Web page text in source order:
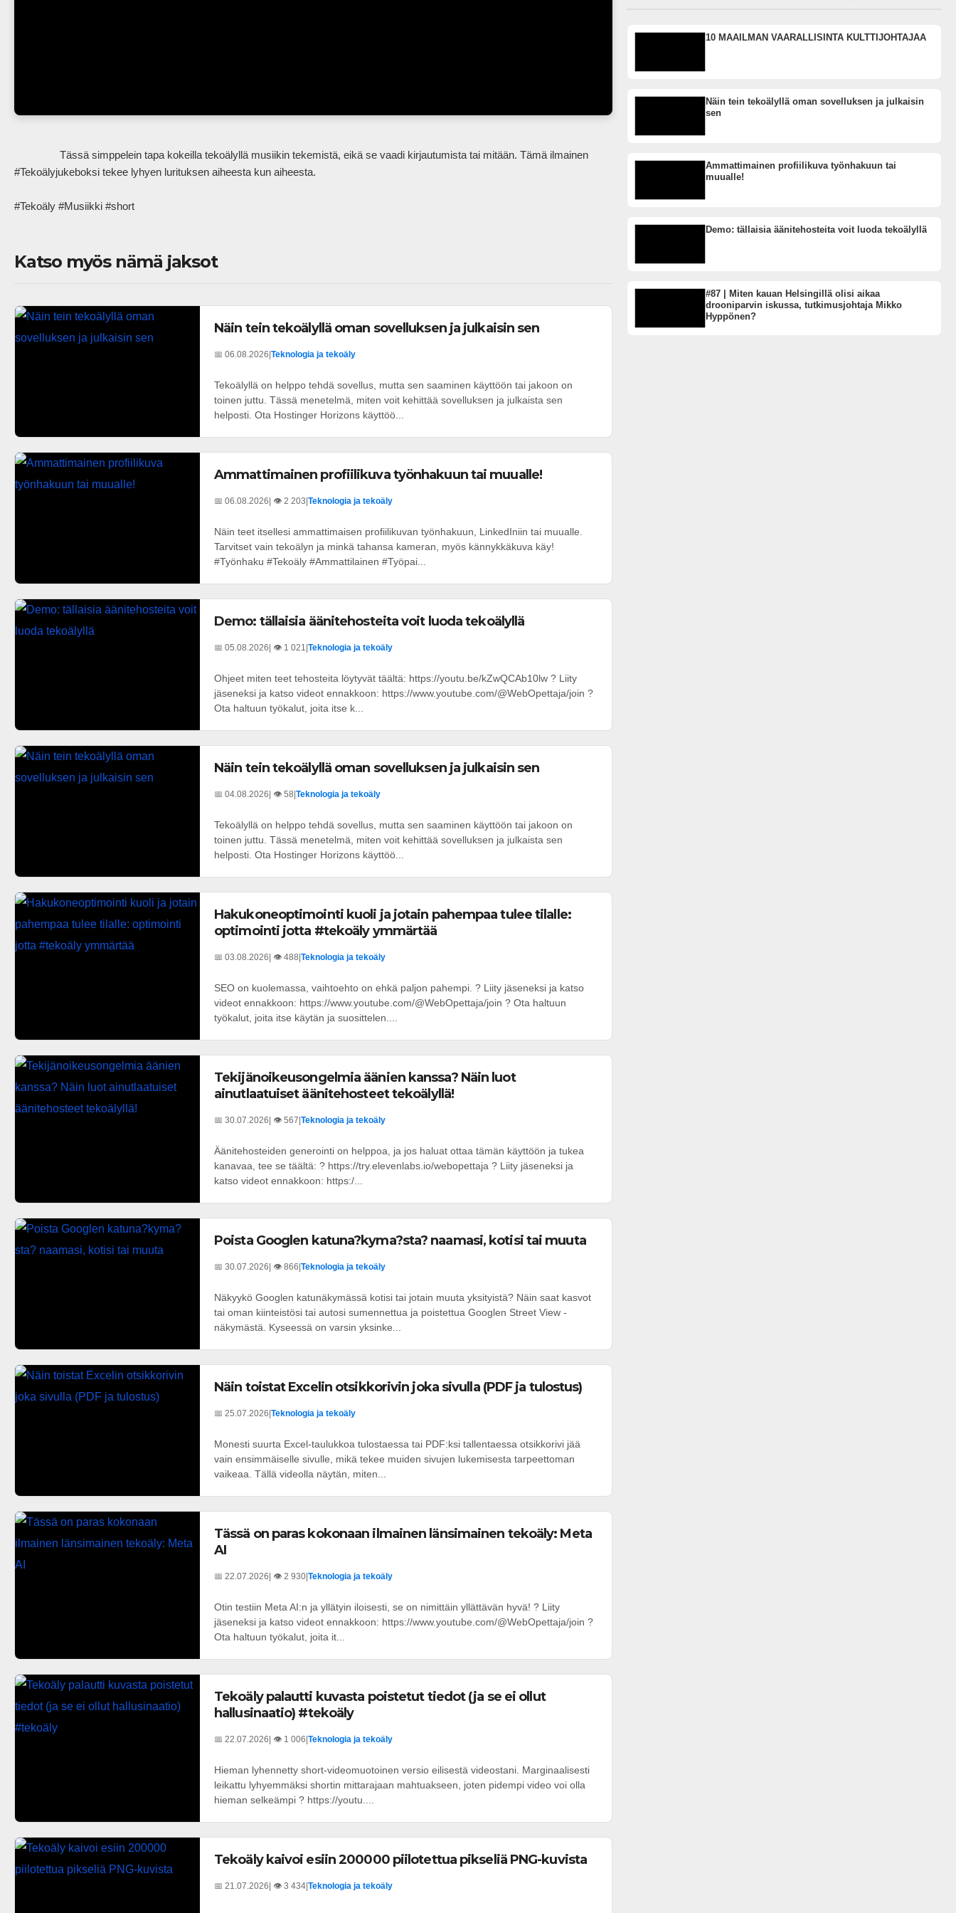
#Tekoälyjukeboksi tekee lyhyen lurituksen aiheesta kun aiheesta.
#Tekoäly #Musiikki #short
Katso myös nämä jaksot
Näin tein tekoälyllä oman sovelluksen ja julkaisin sen
📅 06.08.2026 Teknologia ja tekoäly
Tekoälyllä on helppo tehdä sovellus, mutta sen saaminen käyttöön tai jakoon on
toinen juttu. Tässä menetelmä, miten voit kehittää sovelluksen ja julkaista sen
helposti. Ota Hostinger Horizons käyttöö...
Ammattimainen profiilikuva työnhakuun tai muualle!
📅 06.08.2026 | 👁️ 2 203 Teknologia ja tekoäly
Näin teet itsellesi ammattimaisen profiilikuvan työnhakuun, LinkedIniin tai muualle.
Tarvitset vain tekoälyn ja minkä tahansa kameran, myös kännykkäkuva käy!
#Työnhaku #Tekoäly #Ammattilainen #Työpai...
Demo: tällaisia äänitehosteita voit luoda tekoälyllä
📅 05.08.2026 | 👁️ 1 021 Teknologia ja tekoäly
Ohjeet miten teet tehosteita löytyvät täältä: https://youtu.be/kZwQCAb10lw ? Liity
jäseneksi ja katso videot ennakkoon: https://www.youtube.com/@WebOpettaja/join ?
Ota haltuun työkalut, joita itse k...
Näin tein tekoälyllä oman sovelluksen ja julkaisin sen
📅 04.08.2026 | 👁️ 58 Teknologia ja tekoäly
Tekoälyllä on helppo tehdä sovellus, mutta sen saaminen käyttöön tai jakoon on
toinen juttu. Tässä menetelmä, miten voit kehittää sovelluksen ja julkaista sen
helposti. Ota Hostinger Horizons käyttöö...
Hakukoneoptimointi kuoli ja jotain pahempaa tulee tilalle:
optimointi jotta #tekoäly ymmärtää
📅 03.08.2026 | 👁️ 488 Teknologia ja tekoäly
SEO on kuolemassa, vaihtoehto on ehkä paljon pahempi. ? Liity jäseneksi ja katso
videot ennakkoon: https://www.youtube.com/@WebOpettaja/join ? Ota haltuun
työkalut, joita itse käytän ja suosittelen....
Tekijänoikeusongelmia äänien kanssa? Näin luot
ainutlaatuiset äänitehosteet tekoälyllä!
📅 30.07.2026 | 👁️ 567 Teknologia ja tekoäly
Äänitehosteiden generointi on helppoa, ja jos haluat ottaa tämän käyttöön ja tukea
kanavaa, tee se täältä: ? https://try.elevenlabs.io/webopettaja ? Liity jäseneksi ja
katso videot ennakkoon: https:/...
Poista Googlen katuna?kyma?sta? naamasi, kotisi tai muuta
📅 30.07.2026 | 👁️ 866 Teknologia ja tekoäly
Näkyykö Googlen katunäkymässä kotisi tai jotain muuta yksityistä? Näin saat kasvot
tai oman kiinteistösi tai autosi sumennettua ja poistettua Googlen Street View -
näkymästä. Kyseessä on varsin yksinke...
Näin toistat Excelin otsikkorivin joka sivulla (PDF ja tulostus)
📅 25.07.2026 Teknologia ja tekoäly
Monesti suurta Excel-taulukkoa tulostaessa tai PDF:ksi tallentaessa otsikkorivi jää
vain ensimmäiselle sivulle, mikä tekee muiden sivujen lukemisesta tarpeettoman
vaikeaa. Tällä videolla näytän, miten...
Tässä on paras kokonaan ilmainen länsimainen tekoäly: Meta
AI
📅 22.07.2026 | 👁️ 2 930 Teknologia ja tekoäly
Otin testiin Meta AI:n ja yllätyin iloisesti, se on nimittäin yllättävän hyvä! ? Liity
jäseneksi ja katso videot ennakkoon: https://www.youtube.com/@WebOpettaja/join ?
Ota haltuun työkalut, joita it...
Tekoäly palautti kuvasta poistetut tiedot (ja se ei ollut
hallusinaatio) #tekoäly
📅 22.07.2026 | 👁️ 1 006 Teknologia ja tekoäly
Hieman lyhennetty short-videomuotoinen versio eilisestä videostani. Marginaalisesti
leikattu lyhyemmäksi shortin mittarajaan mahtuakseen, joten pidempi video voi olla
hieman selkeämpi ? https://youtu....
Tekoäly kaivoi esiin 200000 piilotettua pikseliä PNG-kuvista
📅 21.07.2026 | 👁️ 3 434 Teknologia ja tekoäly
10 MAAILMAN VAARALLISINTA KULTTIJOHTAJAA
Näin tein tekoälyllä oman sovelluksen ja julkaisin
sen
Ammattimainen profiilikuva työnhakuun tai
muualle!
Demo: tällaisia äänitehosteita voit luoda tekoälyllä
#87 | Miten kauan Helsingillä olisi aikaa
drooniparvin iskussa, tutkimusjohtaja Mikko
Hyppönen?